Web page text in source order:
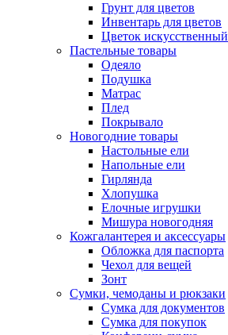
Грунт для цветов
Инвентарь для цветов
Цветок искусственный
Пастельные товары
Одеяло
Подушка
Матрас
Плед
Покрывало
Новогодние товары
Настольные ели
Напольные ели
Гирлянда
Хлопушка
Елочные игрушки
Мишура новогодняя
Кожгалантерея и аксессуары
Обложка для паспорта
Чехол для вещей
Зонт
Сумки, чемоданы и рюкзаки
Сумка для документов
Сумка для покупок